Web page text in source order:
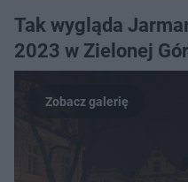
Tak wygląda
2023 w Zielonej